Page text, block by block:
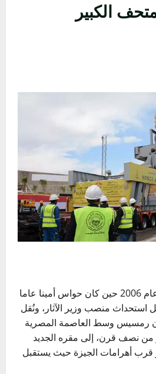
الكبير
ونفذت هذه العملية في عام 2006 حين كان حواس أمينا عاما
استحداث منصب وزير الآثار، ونُقل
رمسيس وسط العاصمة المصرية
من نصف قرن، إلى مقره الجديد
قرب أهرامات الجيزة حيث يستقبل